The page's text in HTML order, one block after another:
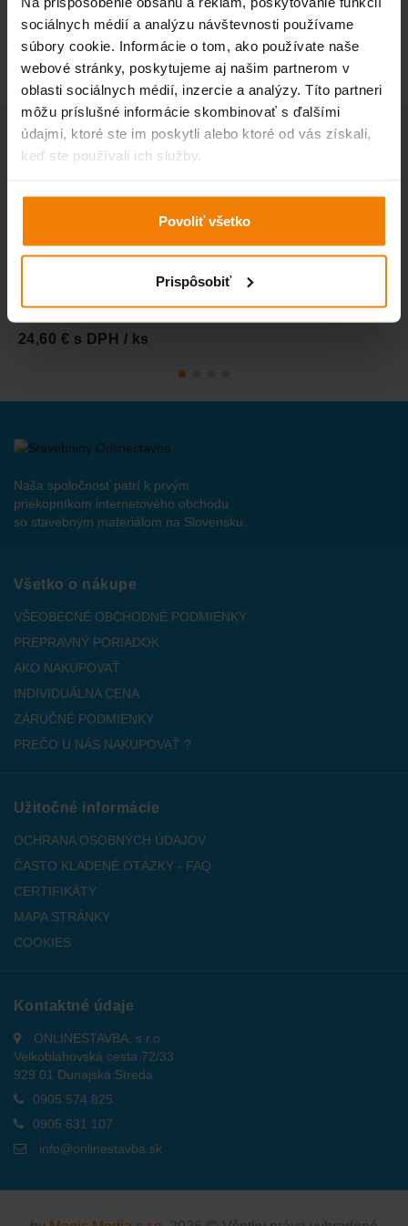
sociálnych médií a analýzu návštevnosti používame
súbory cookie. Informácie o tom, ako používate naše
webové stránky, poskytujeme aj našim partnerom v
oblasti sociálnych médií, inzercie a analýzy. Títo partneri
môžu príslušné informácie skombinovať s ďalšími
údajmi, ktoré ste im poskytli alebo ktoré od vás získali,
keď ste používali ich služby.
Povoliť všetko
Prispôsobiť
DOPYTOVÝ FORMULÁR
Podobné
produkty
Podložka Strend Pro Premium DP514, 100 mm, G50,
diamantová, brúsna, leštiaca
24,60 € s DPH / ks
Naša spoločnosť patrí k prvým
priekopníkom internetového obchodu
so stavebným materiálom na Slovensku.
Všetko o nákupe
VŠEOBECNÉ OBCHODNÉ PODMIENKY
PREPRAVNÝ PORIADOK
AKO NAKUPOVAŤ
INDIVIDUÁLNA CENA
ZÁRUČNÉ PODMIENKY
PREČO U NÁS NAKUPOVAŤ ?
Užitočné informácie
OCHRANA OSOBNÝCH ÚDAJOV
ČASTO KLADENÉ OTÁZKY - FAQ
CERTIFIKÁTY
MAPA STRÁNKY
COOKIES
Kontaktné údaje
ONLINESTAVBA, s.r.o.
Velkoblahovská cesta 72/33
929 01 Dunajská Streda
0905 574 825
0905 631 107
info@onlinestavba.sk